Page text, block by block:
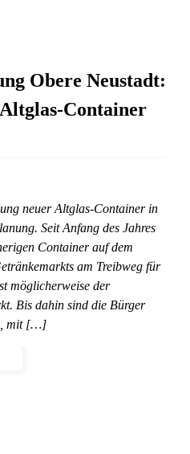
Obere Neustadt:
Container
neuer Altglas-Container in
Seit Anfang des Jahres
Container auf dem
am Treibweg für
möglicherweise der
Bis dahin sind die Bürger
mit […]